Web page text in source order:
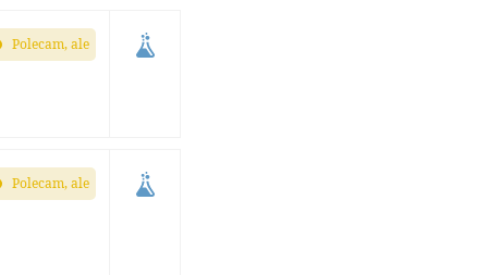
Polecam, ale
Polecam, ale